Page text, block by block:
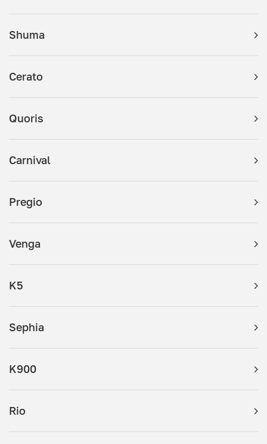
Shuma
Cerato
Quoris
Carnival
Pregio
Venga
K5
Sephia
K900
Rio